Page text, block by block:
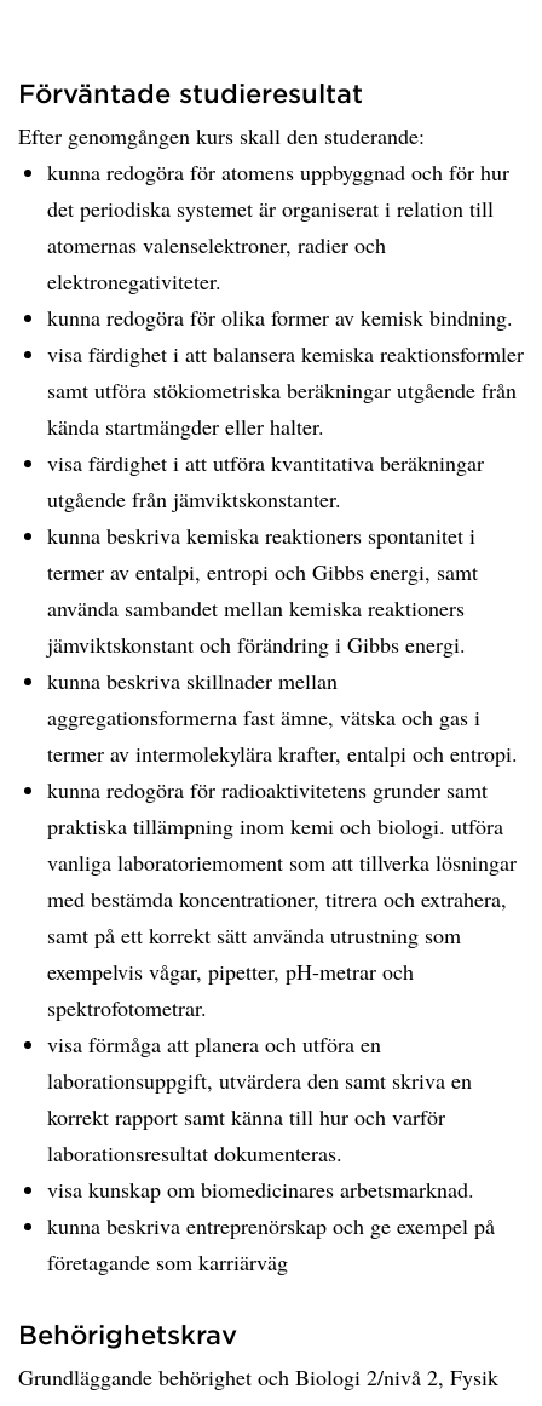
Förväntade studieresultat
Efter genomgången kurs skall den studerande:
kunna redogöra för atomens uppbyggnad och för hur
det periodiska systemet är organiserat i relation till
atomernas valenselektroner, radier och
elektronegativiteter.
kunna redogöra för olika former av kemisk bindning.
visa färdighet i att balansera kemiska reaktionsformler
samt utföra stökiometriska beräkningar utgående från
kända startmängder eller halter.
visa färdighet i att utföra kvantitativa beräkningar
utgående från jämviktskonstanter.
kunna beskriva kemiska reaktioners spontanitet i
termer av entalpi, entropi och Gibbs energi, samt
använda sambandet mellan kemiska reaktioners
jämviktskonstant och förändring i Gibbs energi.
kunna beskriva skillnader mellan
aggregationsformerna fast ämne, vätska och gas i
termer av intermolekylära krafter, entalpi och entropi.
kunna redogöra för radioaktivitetens grunder samt
praktiska tillämpning inom kemi och biologi. utföra
vanliga laboratoriemoment som att tillverka lösningar
med bestämda koncentrationer, titrera och extrahera,
samt på ett korrekt sätt använda utrustning som
exempelvis vågar, pipetter, pH-metrar och
spektrofotometrar.
visa förmåga att planera och utföra en
laborationsuppgift, utvärdera den samt skriva en
korrekt rapport samt känna till hur och varför
laborationsresultat dokumenteras.
visa kunskap om biomedicinares arbetsmarknad.
kunna beskriva entreprenörskap och ge exempel på
företagande som karriärväg
Behörighetskrav
Grundläggande behörighet och Biologi 2/nivå 2, Fysik